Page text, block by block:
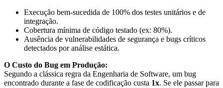
Execução bem-sucedida de 100% dos testes unitários e de
integração.
Cobertura mínima de código testado (ex: 80%).
Ausência de vulnerabilidades de segurança e bugs críticos
detectados por análise estática.
O Custo do Bug em Produção:
Segundo a clássica regra da Engenharia de Software, um bug
encontrado durante a fase de codificação custa 1x. Se ele passar para